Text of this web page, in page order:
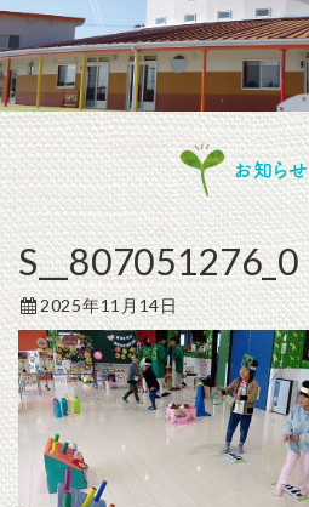
お知らせ
S__807051276_0
2025年11月14日